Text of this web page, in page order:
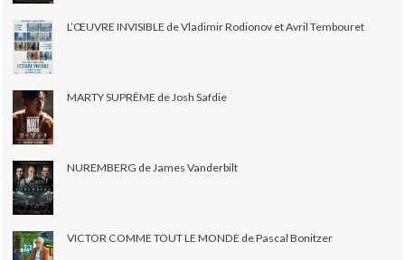
L’ŒUVRE INVISIBLE de Vladimir Rodionov et Avril Tembouret
MARTY SUPRÊME de Josh Safdie
NUREMBERG de James Vanderbilt
VICTOR COMME TOUT LE MONDE de Pascal Bonitzer